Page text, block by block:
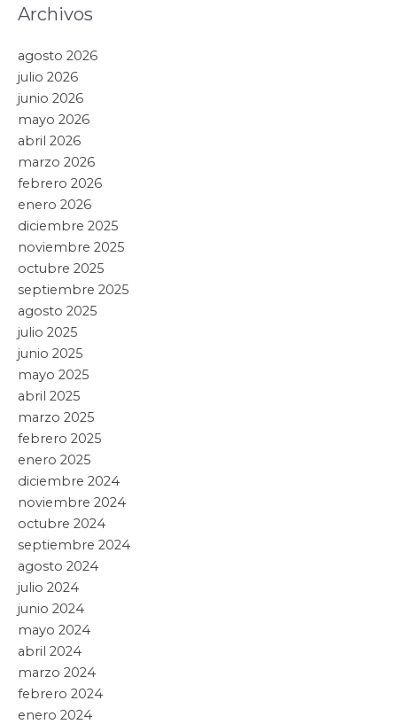
Archivos
agosto 2026
julio 2026
junio 2026
mayo 2026
abril 2026
marzo 2026
febrero 2026
enero 2026
diciembre 2025
noviembre 2025
octubre 2025
septiembre 2025
agosto 2025
julio 2025
junio 2025
mayo 2025
abril 2025
marzo 2025
febrero 2025
enero 2025
diciembre 2024
noviembre 2024
octubre 2024
septiembre 2024
agosto 2024
julio 2024
junio 2024
mayo 2024
abril 2024
marzo 2024
febrero 2024
enero 2024